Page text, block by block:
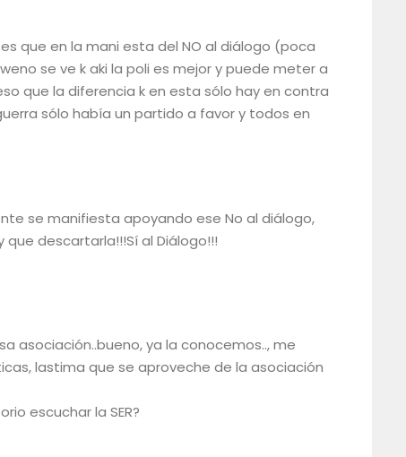
que en la mani esta del NO al diálogo (poca
se ve k aki la poli es mejor y puede meter a
que la diferencia k en esta sólo hay en contra
sólo había un partido a favor y todos en
se manifiesta apoyando ese No al diálogo,
descartarla!!!Sí al Diálogo!!!
asociación..bueno, ya la conocemos.., me
lastima que se aproveche de la asociación
escuchar la SER?